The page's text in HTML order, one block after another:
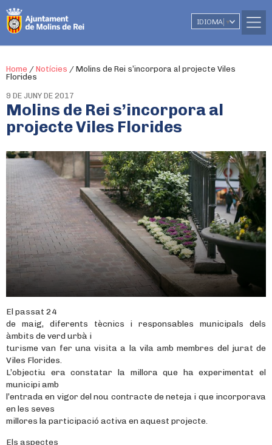
IDIOMA ▼
Home / Notícies / Molins de Rei s’incorpora al projecte Viles
Florides
9 DE JUNY DE 2017
Molins de Rei s’incorpora al
projecte Viles Florides
El passat 24
de maig, diferents tècnics i responsables municipals dels
àmbits de verd urbà i
turisme van fer una visita a la vila amb membres del jurat de
Viles Florides.
L’objectiu era constatar la millora que ha experimentat el
municipi amb
l’entrada en vigor del nou contracte de neteja i que incorporava
en les seves
millores la participació activa en aquest projecte.
Els aspectes